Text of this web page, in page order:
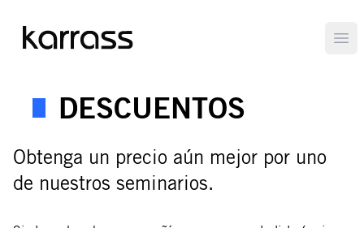
DESCUENTOS
Obtenga un precio aún mejor por uno
de nuestros seminarios.